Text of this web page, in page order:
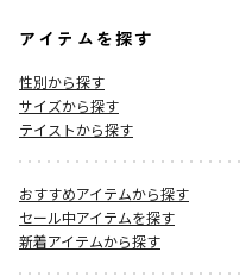
アイテムを探す
性別から探す
サイズから探す
テイストから探す
おすすめアイテムから探す
セール中アイテムを探す
新着アイテムから探す